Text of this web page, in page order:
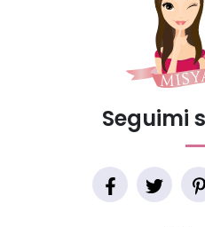
Seguimi